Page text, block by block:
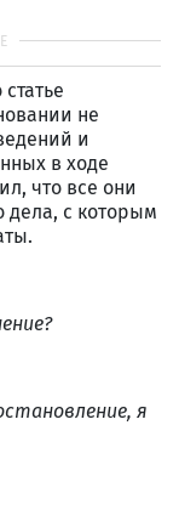
не
и
в ходе
что все они
дела, с которым
я